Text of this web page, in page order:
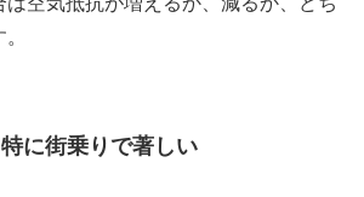
に街乗りで著しい